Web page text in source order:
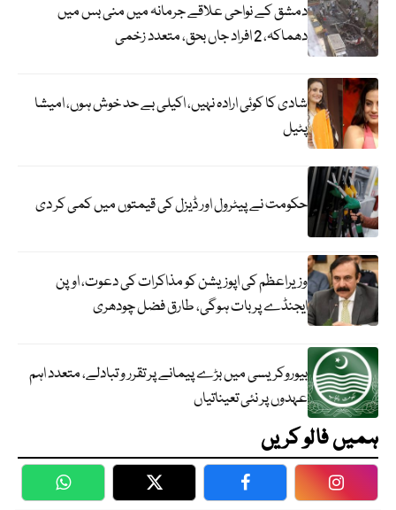
دمشق کے نواحی علاقے جرمانہ میں منی بس میں
دھماکہ، 2 افراد جاں بحق، متعدد زخمی
شادی کا کوئی ارادہ نہیں، اکیلی بے حد خوش ہوں، امیشا
پٹیل
حکومت نے پیٹرول اور ڈیزل کی قیمتوں میں کمی کر دی
وزیراعظم کی اپوزیشن کو مذاکرات کی دعوت، اوپن
ایجنڈے پر بات ہوگی، طارق فضل چودھری
بیوروکریسی میں بڑے پیمانے پر تقرر و تبادلے، متعدد اہم
عہدوں پر نئی تعیناتیاں
ہمیں فالو کریں
WhatsApp Twitter Facebook